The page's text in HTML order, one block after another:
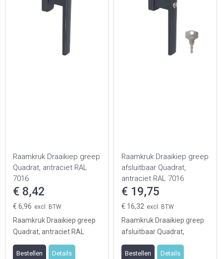
Raamkruk Draaikiep greep
Quadrat, antraciet RAL
7016
€ 8,42
€ 6,96
Raamkruk Draaikiep greep
Quadrat, antraciet RAL
7016
Bestellen Details
Raamkruk Draaikiep greep
afsluitbaar Quadrat,
antraciet RAL 7016
€ 19,75
€ 16,32
Raamkruk Draaikiep greep
afsluitbaar Quadrat,
antraciet RAL 7016
Bestellen Details